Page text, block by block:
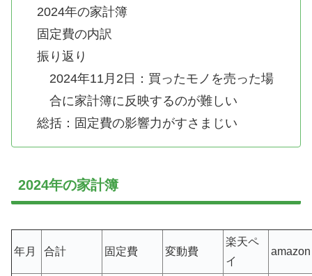
2024年の家計簿
固定費の内訳
振り返り
2024年11月2日：買ったモノを売った場
合に家計簿に反映するのが難しい
総括：固定費の影響力がすさまじい
2024年の家計簿
年月 合計 固定費 変動費
楽天ペ
イ
amazon